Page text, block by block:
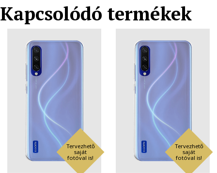
Kapcsolódó termékek
Tervezhető
saját
fotóval is!
Tervezhető
saját
fotóval is!